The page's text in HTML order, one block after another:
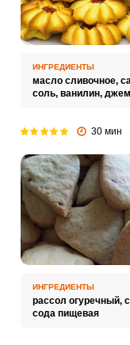
ИНГРЕДИЕНТЫ
масло сливочное,
соль, ванилин, джем
30 мин
ИНГРЕДИЕНТЫ
рассол огуречный,
сода пищевая